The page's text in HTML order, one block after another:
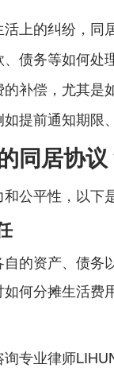
上的纠纷，同
债务等如何处理
补偿，尤其是
提前通知期限
同居协议
公平性，以下
的资产、债
何分摊生活费
专业律师